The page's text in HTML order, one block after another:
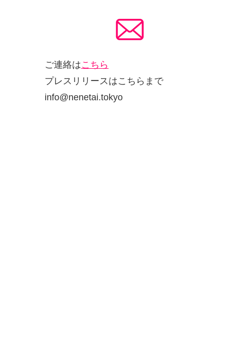
ご連絡はこちら
プレスリリースはこちらまで
info@nenetai.tokyo